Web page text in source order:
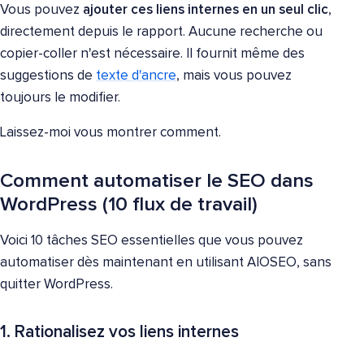
Vous pouvez ajouter ces liens internes en un seul clic,
directement depuis le rapport. Aucune recherche ou
copier-coller n'est nécessaire. Il fournit même des
suggestions de texte d'ancre, mais vous pouvez
toujours le modifier.
Laissez-moi vous montrer comment.
Comment automatiser le SEO dans
WordPress (10 flux de travail)
Voici 10 tâches SEO essentielles que vous pouvez
automatiser dès maintenant en utilisant AIOSEO, sans
quitter WordPress.
1. Rationalisez vos liens internes